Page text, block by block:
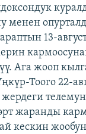
менен
13-
Ага жооп
Тоого 22-
жаранды
кескин